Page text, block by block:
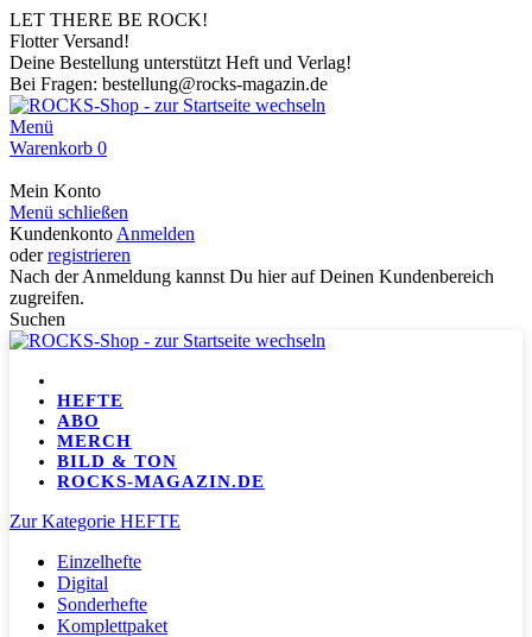
LET THERE BE ROCK!
Flotter Versand!
Deine Bestellung unterstützt Heft und Verlag!
Bei Fragen: bestellung@rocks-magazin.de
Menü
Warenkorb 0
Mein Konto
Menü schließen
Kundenkonto Anmelden
oderregistrieren
Nach der Anmeldung kannst Du hier auf Deinen Kundenbereich
zugreifen.
Suchen
HEFTE
ABO
MERCH
BILD & TON
ROCKS-MAGAZIN.DE
Zur Kategorie HEFTE
Einzelhefte
Digital
Sonderhefte
Komplettpaket